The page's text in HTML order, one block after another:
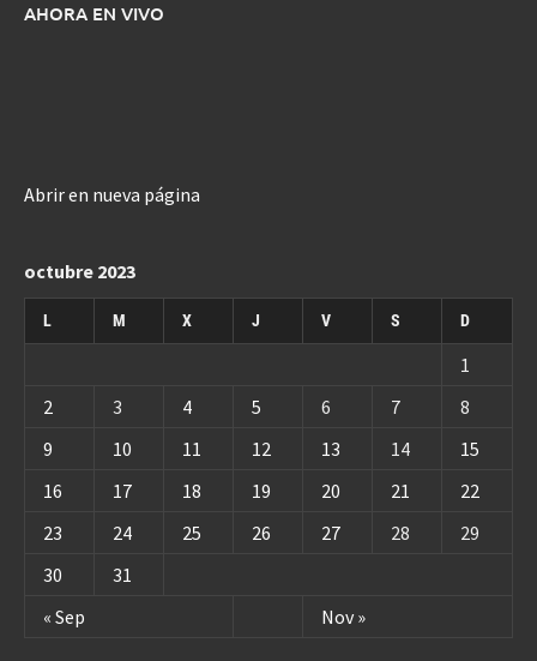
AHORA EN VIVO
Abrir en nueva página
octubre 2023
L M X J V S D
« Sep Nov »
1
2
3 4 5 6 7
8
9
10 11 12 13 14
15
16
17 18 19 20 21
22
23
24 25 26 27 28
29
30
31